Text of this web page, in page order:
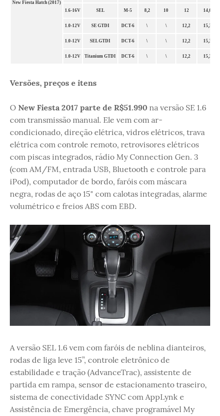
New Fiesta Hatch (2017)
1.6-16V
SEL M-5 8,2 10 12 14,6
1.0-12V SE GTDI DCT-6 \ \ 12,2 15,3
1.0-12V SEL GTDI DCT-6 \ \ 12,2 15,3
1.0-12V Titanium GTDI DCT-6 \ \ 12,2 15,3
Versões, preços e itens
O New Fiesta 2017 parte de R$51.990 na versão SE 1.6
com transmissão manual. Ele vem com ar-
condicionado, direção elétrica, vidros elétricos, trava
elétrica com controle remoto, retrovisores elétricos
com piscas integrados, rádio My Connection Gen. 3
(com AM/FM, entrada USB, Bluetooth e controle para
iPod), computador de bordo, faróis com máscara
negra, rodas de aço 15" com calotas integradas, alarme
volumétrico e freios ABS com EBD.
A versão SEL 1.6 vem com faróis de neblina dianteiros,
rodas de liga leve 15”, controle eletrônico de
estabilidade e tração (AdvanceTrac), assistente de
partida em rampa, sensor de estacionamento traseiro,
sistema de conectividade SYNC com AppLynk e
Assistência de Emergência, chave programável My